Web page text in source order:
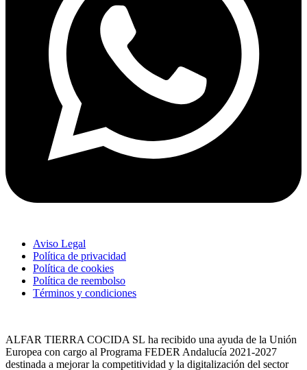
Aviso Legal
Política de privacidad
Política de cookies
Política de reembolso
Términos y condiciones
ALFAR TIERRA COCIDA SL ha recibido una ayuda de la Unión
Europea con cargo al Programa FEDER Andalucía 2021-2027
destinada a mejorar la competitividad y la digitalización del sector